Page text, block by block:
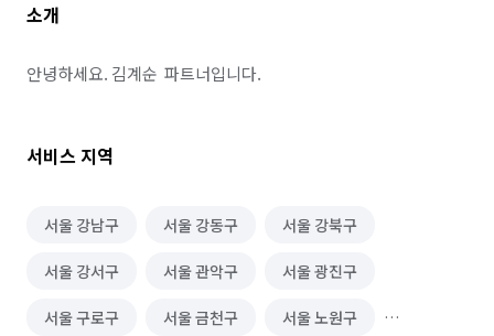
소개
안녕하세요. 김계순  파트너입니다.
서비스 지역
서울 강남구 서울 강동구 서울 강북구
서울 강서구 서울 관악구 서울 광진구
서울 구로구 서울 금천구 서울 노원구